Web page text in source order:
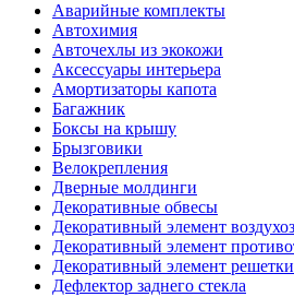
Аварийные комплекты
Автохимия
Авточехлы из экокожи
Аксессуары интерьера
Амортизаторы капота
Багажник
Боксы на крышу
Брызговики
Велокрепления
Дверные молдинги
Декоративные обвесы
Декоративный элемент
Декоративный элемент
Декоративный элемент
Дефлектор заднего стекла